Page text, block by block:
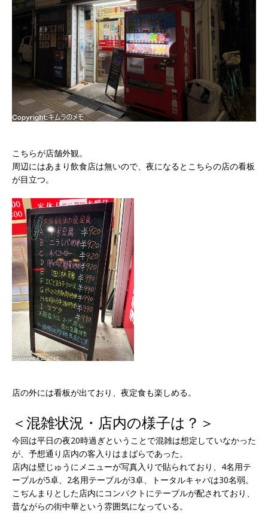
こちらが店舗外観。
周辺にはあまり飲食店は無いので、夜になるとこちらの店の看板
が目立つ。
店の外には看板が出ており、夜定食も楽しめる。
＜混雑状況・店内の様子は？＞
今回は平日の夜20時過ぎということで混雑は想定していなかった
が、予想通り店内の客入りはまばらであった。
店内は壁じゅうにメニューが写真入りで貼られており、4名用テ
ーブルが5卓、2名用テーブルが3卓、トータルキャパは30名弱。
こぢんまりとした店内にコンパクトにテーブルが配されており、
昔ながらの街中華という雰囲気になっている。